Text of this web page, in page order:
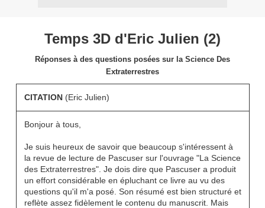
Temps 3D d'Eric Julien (2)
Réponses à des questions posées sur la Science Des
Extraterrestres
CITATION(Eric Julien)
Bonjour à tous,
Je suis heureux de savoir que beaucoup s'intéressent à
la revue de lecture de Pascuser sur l'ouvrage "La Science
des Extraterrestres". Je dois dire que Pascuser a produit
un effort considérable en épluchant ce livre au vu des
questions qu'il m'a posé. Son résumé est bien structuré et
reflète assez fidèlement le contenu du manuscrit. Mais